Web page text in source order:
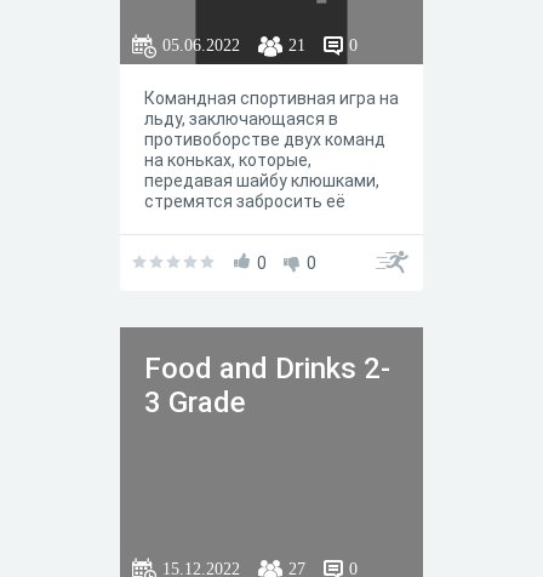
05.06.2022 21 0
Командная спортивная игра на
льду, заключающаяся в
противоборстве двух команд
на коньках, которые,
передавая шайбу клюшками,
стремятся забросить её
пропустить в свои.
0 0
Food and Drinks 2-
3 Grade
15.12.2022 27 0